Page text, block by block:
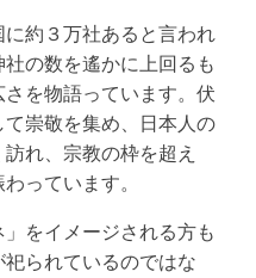
約３万社あると言われ
の数を遙かに上回るも
を物語っています。伏
崇敬を集め、日本人の
れ、宗教の枠を超え
っています。
をイメージされる方も
られているのではな